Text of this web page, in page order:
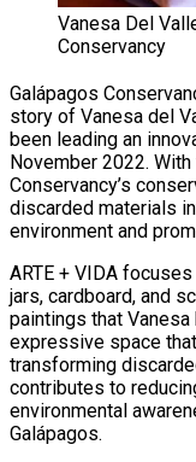
Vanesa Del
Conservancy
Galápagos
story of Vanesa del
been leading an
November 2022.
Conservancy’s
discarded materials
environment and
ARTE + VIDA
jars, cardboard, and
paintings that
expressive space
transforming
contributes to
environmental
Galápagos.